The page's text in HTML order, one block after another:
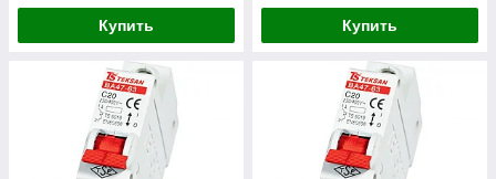
Купить Купить